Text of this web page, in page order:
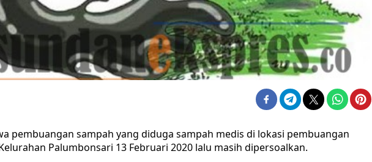
pembuangan sampah yang diduga sampah medis di lokasi pembuangan
Palumbonsari 13 Februari 2020 lalu masih dipersoalkan.